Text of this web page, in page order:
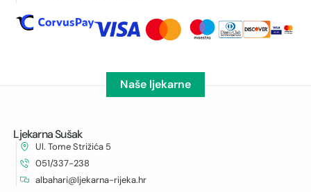
Naše ljekarne
Ljekarna Sušak
Ul. Tome Strižića 5
051/337-238
albahari@ljekarna-rijeka.hr